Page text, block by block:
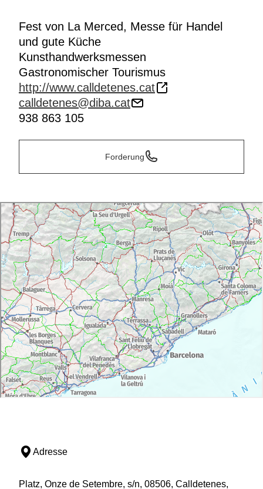
Fest von La Merced, Messe für Handel
und gute Küche
Kunsthandwerksmessen
Gastronomischer Tourismus
http://www.calldetenes.cat
calldetenes@diba.cat
938 863 105
Forderung
Adresse
Platz, Onze de Setembre, s/n, 08506, Calldetenes,